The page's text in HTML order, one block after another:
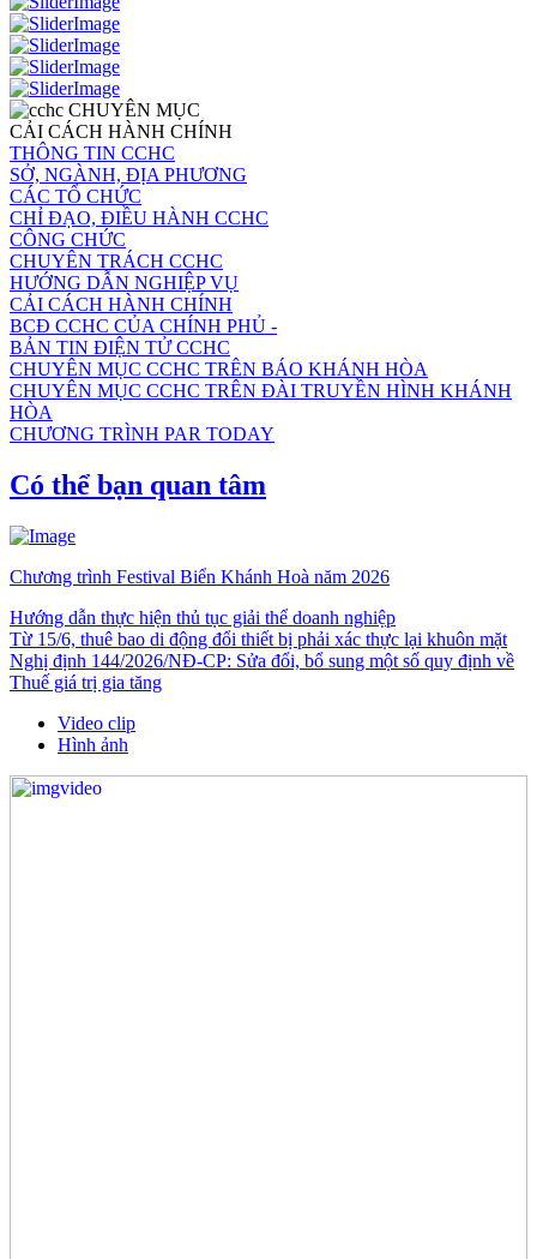
CHUYÊN MỤC
CẢI CÁCH HÀNH CHÍNH
THÔNG TIN CCHC
SỞ, NGÀNH, ĐỊA PHƯƠNG
CÁC TỔ CHỨC
CHỈ ĐẠO, ĐIỀU HÀNH CCHC
CÔNG CHỨC
CHUYÊN TRÁCH CCHC
HƯỚNG DẪN NGHIỆP VỤ
CẢI CÁCH HÀNH CHÍNH
BCĐ CCHC CỦA CHÍNH PHỦ -
BẢN TIN ĐIỆN TỬ CCHC
CHUYÊN MỤC CCHC TRÊN BÁO KHÁNH HÒA
CHUYÊN MỤC CCHC TRÊN ĐÀI TRUYỀN HÌNH KHÁNH
HÒA
CHƯƠNG TRÌNH PAR TODAY
Có thể bạn quan tâm
Chương trình Festival Biển Khánh Hoà năm 2026
Hướng dẫn thực hiện thủ tục giải thể doanh nghiệp
Từ 15/6, thuê bao di động đổi thiết bị phải xác thực lại khuôn mặt
Nghị định 144/2026/NĐ-CP: Sửa đổi, bổ sung một số quy định về
Thuế giá trị gia tăng
Video clip
Hình ảnh